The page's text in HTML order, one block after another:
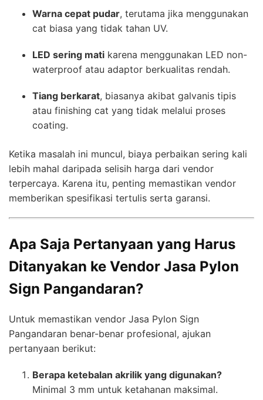
Warna cepat pudar, terutama jika menggunakan
cat biasa yang tidak tahan UV.
LED sering mati karena menggunakan LED non-
waterproof atau adaptor berkualitas rendah.
Tiang berkarat, biasanya akibat galvanis tipis
atau finishing cat yang tidak melalui proses
coating.
Ketika masalah ini muncul, biaya perbaikan sering kali
lebih mahal daripada selisih harga dari vendor
terpercaya. Karena itu, penting memastikan vendor
memberikan spesifikasi tertulis serta garansi.
Apa Saja Pertanyaan yang Harus
Ditanyakan ke Vendor Jasa Pylon
Sign Pangandaran?
Untuk memastikan vendor Jasa Pylon Sign
Pangandaran benar-benar profesional, ajukan
pertanyaan berikut:
Berapa ketebalan akrilik yang digunakan?
Minimal 3 mm untuk ketahanan maksimal.